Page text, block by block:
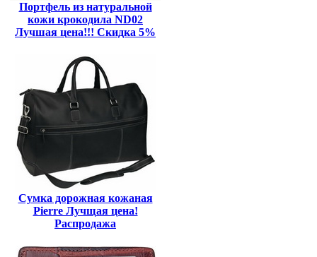
Портфель из натуральной
кожи крокодила ND02
Лучшая цена!!! Скидка 5%
Сумка дорожная кожаная
Pierre Лучщая цена!
Распродажа